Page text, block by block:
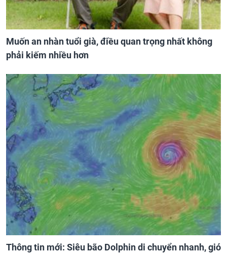
Muốn an nhàn tuổi già, điều quan trọng nhất không
phải kiếm nhiều hơn
Thông tin mới: Siêu bão Dolphin di chuyển nhanh, gió